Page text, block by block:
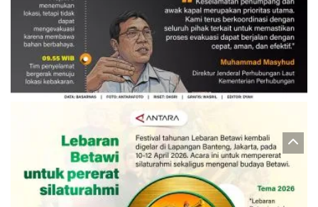
Evakuasi korban kebakaran KM
Mutiara Sentosa 2
3 Agustus 2026